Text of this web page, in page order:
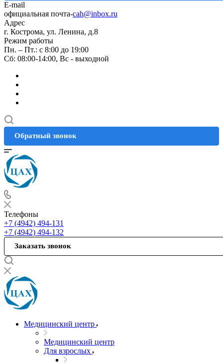
E-mail
официальная почта-cah@inbox.ru
Адрес
г. Кострома, ул. Ленина, д.8
Режим работы
Пн. – Пт.: с 8:00 до 19:00
Сб: 08:00-14:00, Вс - выходной
Обратный звонок
Телефоны
+7 (4942) 494-131
+7 (4942) 494-132
Заказать звонок
Медицинский центр
Медицинский центр
Для взрослых